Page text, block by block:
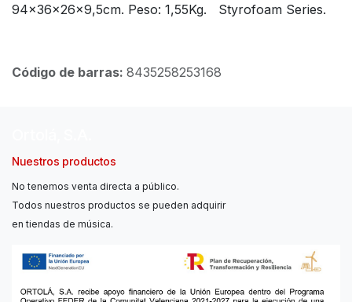
94x36x26x9,5cm. Peso: 1,55Kg. Styrofoam Series.
Código de barras: 8435258253168
Nuestros productos
No tenemos venta directa a público.
Todos nuestros productos se pueden adquirir
en tiendas de música.